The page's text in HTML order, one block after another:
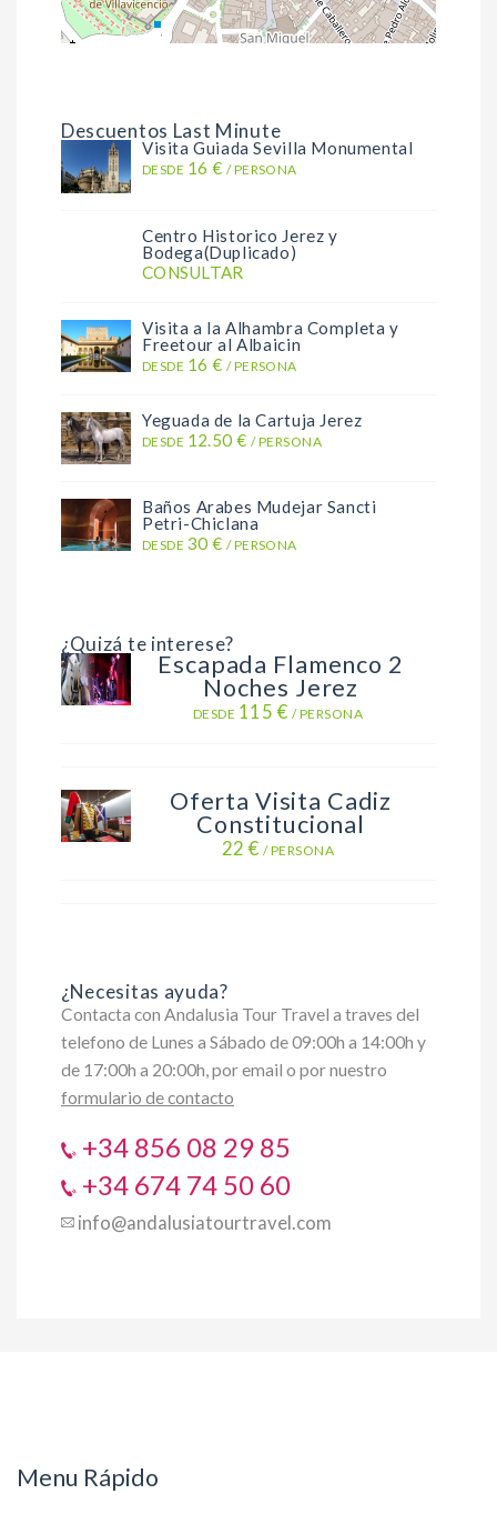
Descuentos Last Minute
Visita Guiada Sevilla Monumental
DESDE 16 € / PERSONA
Centro Historico Jerez y
Bodega(Duplicado)
CONSULTAR
Visita a la Alhambra Completa y
Freetour al Albaicin
DESDE 16 € / PERSONA
Yeguada de la Cartuja Jerez
DESDE 12.50 €/ PERSONA
Baños Arabes Mudejar Sancti
Petri-Chiclana
DESDE 30 € / PERSONA
¿Quizá te interese?
Escapada Flamenco 2
Noches Jerez
DESDE 115 € / PERSONA
Oferta Visita Cadiz
Constitucional
22 €/ PERSONA
¿Necesitas ayuda?
Contacta con Andalusia Tour Travel a traves del
telefono de Lunes a Sábado de 09:00h a 14:00h y
de 17:00h a 20:00h, por email o por nuestro
formulario de contacto
+34 856 08 29 85
+34 674 74 50 60
info@andalusiatourtravel.com
Menu Rápido